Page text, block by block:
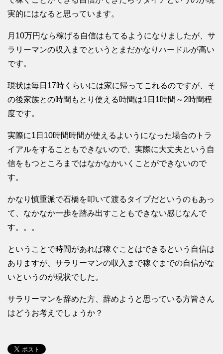
実的にはなると思っています。
月10万円なら稼げる自信はもてるようになりましたが、サ
ラリーマンの収入までというとまだかなりハードルが高い
です。
現状は毎日17時くらいには家に帰ってこれるのですが、そ
の後家族との時間もとり使える時間は1日1時間～2時間程
度です。
実際に1日10時間時間が使えるよいうになった場合のトラ
イアルをすることもできないので、実際に大丈夫という自
信をもつところまではなかなかいくことができないので
す。
かなり慎重派で石橋を叩いて渡るタイプだというのもあっ
て、なかなか一歩を踏み出すこともできない感じなんで
す。。。
ということで時間があれば稼ぐことはできるという自信は
ありますが、サラリーマンの収入まで稼ぐまでの自信がな
いというのが現状でした。
サラリーマンを辞めた方、辞めようと思っている方皆さん
はどうお考えでしょうか？